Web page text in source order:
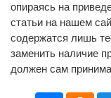
опираясь на
статьи на нашем
содержатся лишь
заменить наличие
должен сам